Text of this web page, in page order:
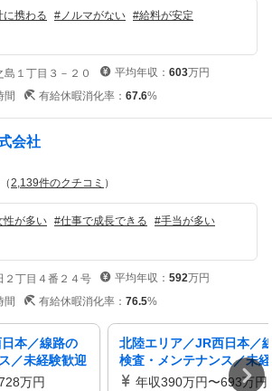
に携わる #ノルマがない #給料が安定
１丁目３－２０ 平均年収： 603万円
間 有給休暇消化率： 67.6%
会社
（2,139件のクチコミ ）
性が多い #仕事で成長できる #手当が多い
２丁目４番２４号 平均年収： 592万円
間 有給休暇消化率： 76.5%
本／線路の
／未経験歓迎
る！／残業月
万円
北陸エリア／JR西日本／
検査・メンテナンス／未
鉄道インフラに携わる！
年収390万円〜693万円